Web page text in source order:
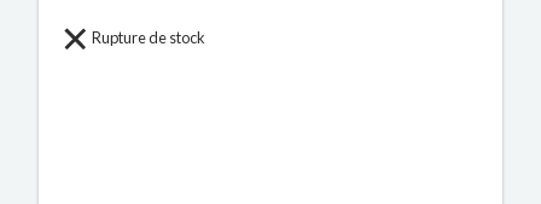
Rupture de stock